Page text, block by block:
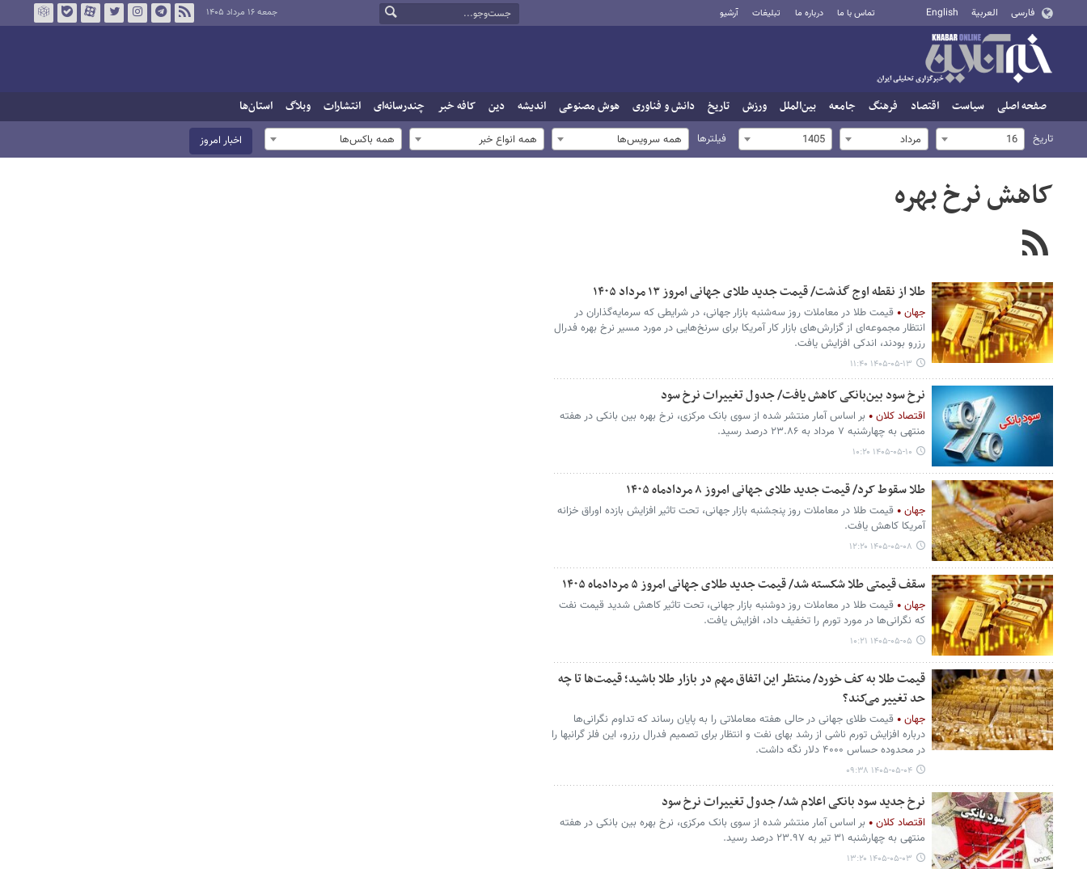
فارسی العربية English تماس با ما درباره ما تبلیغات آرشیو جمعه ۱۶ مرداد ۱۴۰۵
صفحه اصلی سیاست اقتصاد فرهنگ جامعه بین‌الملل ورزش تاریخ دانش و فناوری هوش مصنوعی اندیشه دین کافه خبر چندرسانه‌ای انتشارات وبلاگ استان‌ها
تاریخ 16 مرداد 1405 فیلترها همه سرویس‌ها همه انواع خبر همه باکس‌ها اخبار امروز
کاهش نرخ بهره
طلا از نقطه اوج گذشت/ قیمت جدید طلای جهانی امروز ۱۳ مرداد ۱۴۰۵
جهان
قیمت طلا در معاملات روز سه‌شنبه بازار جهانی، در شرایطی که سرمایه‌گذاران در
انتظار مجموعه‌ای از گزارش‌های بازار کار آمریکا برای سرنخ‌هایی در مورد مسیر نرخ بهره فدرال
رزرو بودند، اندکی افزایش یافت.
۱۴۰۵-۰۵-۱۳ ۱۱:۴۰
نرخ سود بین‌بانکی کاهش یافت/ جدول تغییرات نرخ سود
اقتصاد کلان
بر اساس آمار منتشر شده از سوی بانک مرکزی، نرخ بهره بین بانکی در هفته
منتهی به چهارشنبه ۷ مرداد به ۲۳.۸۶ درصد رسید.
۱۴۰۵-۰۵-۱۰ ۱۰:۲۰
طلا سقوط کرد/ قیمت جدید طلای جهانی امروز ۸ مردادماه ۱۴۰۵
جهان
قیمت طلا در معاملات روز پنجشنبه بازار جهانی، تحت تاثیر افزایش بازده اوراق خزانه
آمریکا کاهش یافت.
۱۴۰۵-۰۵-۰۸ ۱۲:۲۰
سقف قیمتی طلا شکسته شد/ قیمت جدید طلای جهانی امروز ۵ مردادماه ۱۴۰۵
جهان
قیمت طلا در معاملات روز دوشنبه بازار جهانی، تحت تاثیر کاهش شدید قیمت نفت
که نگرانی‌ها در مورد تورم را تخفیف داد، افزایش یافت.
۱۴۰۵-۰۵-۰۵ ۱۰:۲۱
قیمت طلا به کف خورد/ منتظر این اتفاق مهم در بازار طلا باشید؛ قیمت‌ها تا چه
حد تغییر می‌کند؟
جهان
قیمت طلای جهانی در حالی هفته معاملاتی را به پایان رساند که تداوم نگرانی‌ها
درباره افزایش تورم ناشی از رشد بهای نفت و انتظار برای تصمیم فدرال رزرو، این فلز گرانبها را
در محدوده حساس ۴۰۰۰ دلار نگه داشت.
۱۴۰۵-۰۵-۰۴ ۰۹:۳۸
نرخ جدید سود بانکی اعلام شد/ جدول تغییرات نرخ سود
اقتصاد کلان
بر اساس آمار منتشر شده از سوی بانک مرکزی، نرخ بهره بین بانکی در هفته
منتهی به چهارشنبه ۳۱ تیر به ۲۳.۹۷ درصد رسید.
۱۴۰۵-۰۵-۰۳ ۱۳:۲۰